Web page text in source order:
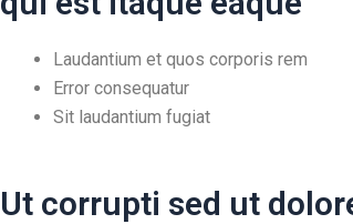
Laudantium et quos corporis rem
Error consequatur
Sit laudantium fugiat
Ut corrupti sed ut